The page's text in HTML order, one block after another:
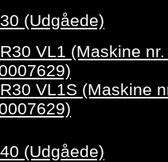
(Udgåede)
VL1 (Maskine
VL1S (Maskine
(Udgåede)